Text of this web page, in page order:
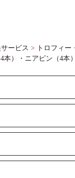
ービス > トロフィー
本）・ニアピン（4本